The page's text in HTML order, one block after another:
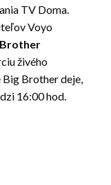
TV Doma.
Voyo
živého
Big Brother deje,
16:00 hod.